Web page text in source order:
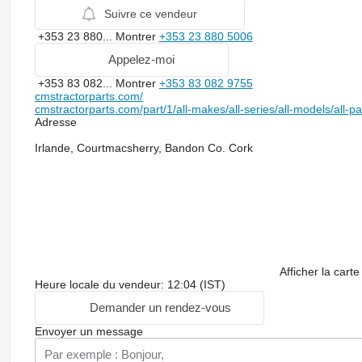
Suivre ce vendeur
+353 23 880... Montrer +353 23 880 5006
Appelez-moi
+353 83 082... Montrer +353 83 082 9755
cmstractorparts.com/
cmstractorparts.com/part/1/all-makes/all-series/all-models/all-
Adresse
Irlande, Courtmacsherry, Bandon Co. Cork
Afficher la carte
Heure locale du vendeur: 12:04 (IST)
Demander un rendez-vous
Envoyer un message